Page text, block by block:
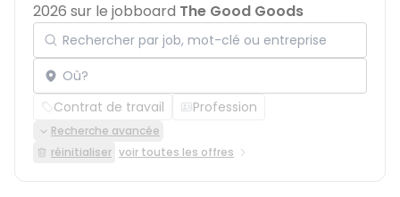
2026 sur le jobboard The Good Goods
Rechercher par job, mot-clé ou entreprise
Localisation
Contrat de travail Profession
Recherche avancée
réinitialiser voir toutes les offres